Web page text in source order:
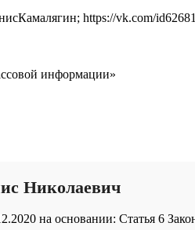
https://vk.com/
информации»
Николаевич
на основании: Статья 6